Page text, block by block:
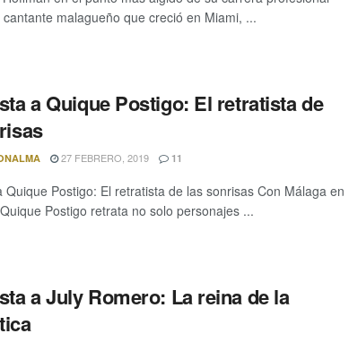
cantante malagueño que creció en Miami, ...
a Quique Postigo: El retratista de
27 FEBRERO, 2019 11
Quique Postigo: El retratista de las sonrisas Con Málaga en
Postigo retrata no solo personajes ...
a July Romero: La reina de la